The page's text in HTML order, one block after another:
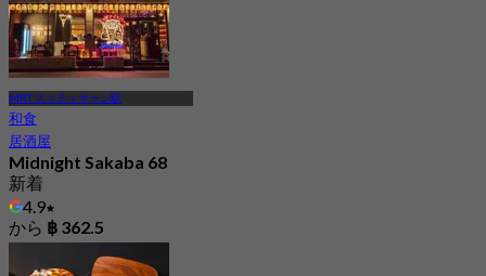
MRT スッティサーン駅
和食
居酒屋
Midnight Sakaba 68
新着
4.9
から ฿ 362.5